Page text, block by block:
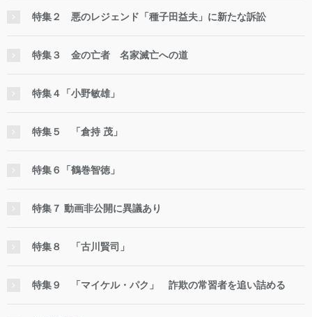
特集２ 悪のレジェンド「種子田益夫」に新たな訴訟
特集３ 金の亡者 名家滅亡への道
特集４「小野敏雄」
特集５ 「倉持 茂」
特集６「鶴巻智徳」
特集７ 動画非公開に異議あり
特集８ 「古川賢司」
特集９ 「マイケル・パク」 詐欺の常習者を追い詰める